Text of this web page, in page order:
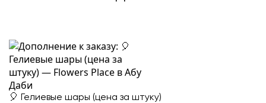
🎈 Гелиевые шары (цена за штуку)